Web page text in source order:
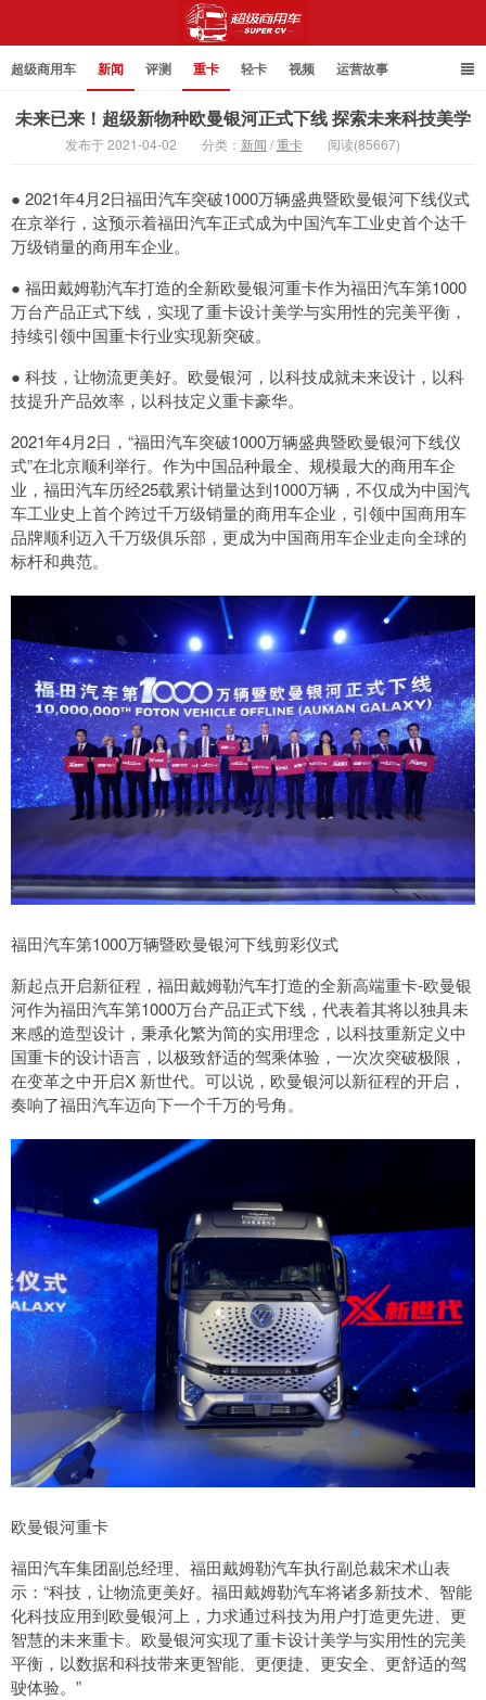
超级商用车 新闻 评测 重卡 轻卡 视频 运营故事
未来已来！超级新物种欧曼银河正式下线 探索未来科技美学
发布于 2021-04-02 分类： 新闻 /重卡 阅读(85667)
● 2021年4月2日福田汽车突破1000万辆盛典暨欧曼银河下线仪式
在京举行，这预示着福田汽车正式成为中国汽车工业史首个达千
万级销量的商用车企业。
● 福田戴姆勒汽车打造的全新欧曼银河重卡作为福田汽车第1000
万台产品正式下线，实现了重卡设计美学与实用性的完美平衡，
持续引领中国重卡行业实现新突破。
● 科技，让物流更美好。欧曼银河，以科技成就未来设计，以科
技提升产品效率，以科技定义重卡豪华。
2021年4月2日，“福田汽车突破1000万辆盛典暨欧曼银河下线仪
式”在北京顺利举行。作为中国品种最全、规模最大的商用车企
业，福田汽车历经25载累计销量达到1000万辆，不仅成为中国汽
车工业史上首个跨过千万级销量的商用车企业，引领中国商用车
品牌顺利迈入千万级俱乐部，更成为中国商用车企业走向全球的
标杆和典范。
福田汽车第1000万辆暨欧曼银河下线剪彩仪式
新起点开启新征程，福田戴姆勒汽车打造的全新高端重卡-欧曼银
河作为福田汽车第1000万台产品正式下线，代表着其将以独具未
来感的造型设计，秉承化繁为简的实用理念，以科技重新定义中
国重卡的设计语言，以极致舒适的驾乘体验，一次次突破极限，
在变革之中开启X 新世代。可以说，欧曼银河以新征程的开启，
奏响了福田汽车迈向下一个千万的号角。
欧曼银河重卡
福田汽车集团副总经理、福田戴姆勒汽车执行副总裁宋术山表
示：“科技，让物流更美好。福田戴姆勒汽车将诸多新技术、智能
化科技应用到欧曼银河上，力求通过科技为用户打造更先进、更
智慧的未来重卡。欧曼银河实现了重卡设计美学与实用性的完美
平衡，以数据和科技带来更智能、更便捷、更安全、更舒适的驾
驶体验。”